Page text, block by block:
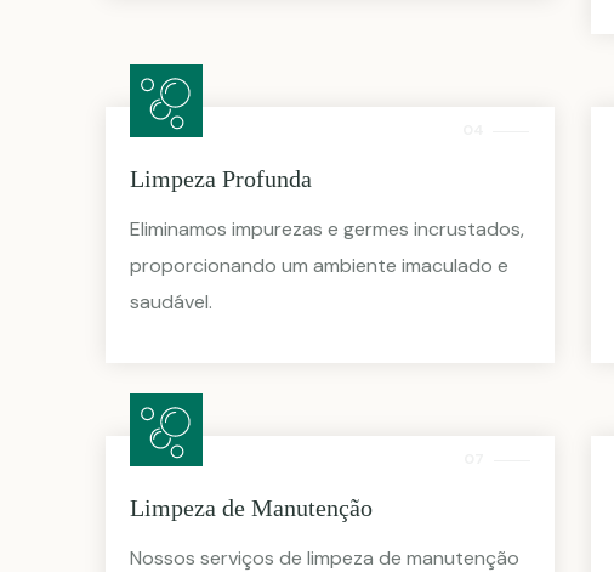
Limpeza Profunda
Eliminamos impurezas e germes incrustados,
proporcionando um ambiente imaculado e
saudável.
Limpeza de Manutenção
Nossos serviços de limpeza de manutenção